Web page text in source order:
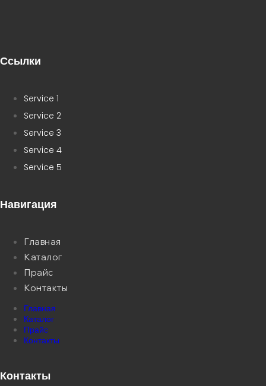
Ссылки
Service 1
Service 2
Service 3
Service 4
Service 5
Навигация
Главная
Каталог
Прайс
Контакты
Главная
Каталог
Прайс
Контакты
Контакты